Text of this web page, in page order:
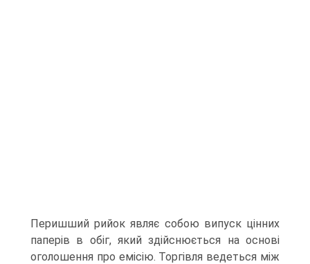
Перишший рийок являє собою випуск цінних
паперів в обіг, який здійснюється на основі
оголошення про емісію. Торгівля ведеться між